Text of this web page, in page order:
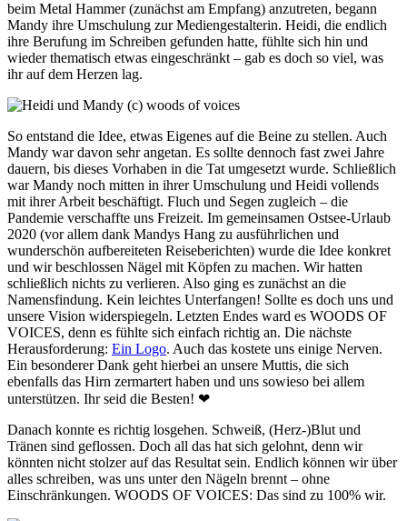
beim Metal Hammer (zunächst am Empfang) anzutreten, begann
Mandy ihre Umschulung zur Mediengestalterin. Heidi, die endlich
ihre Berufung im Schreiben gefunden hatte, fühlte sich hin und
wieder thematisch etwas eingeschränkt – gab es doch so viel, was
ihr auf dem Herzen lag.
So entstand die Idee, etwas Eigenes auf die Beine zu stellen. Auch
Mandy war davon sehr angetan. Es sollte dennoch fast zwei Jahre
dauern, bis dieses Vorhaben in die Tat umgesetzt wurde. Schließlich
war Mandy noch mitten in ihrer Umschulung und Heidi vollends
mit ihrer Arbeit beschäftigt. Fluch und Segen zugleich – die
Pandemie verschaffte uns Freizeit. Im gemeinsamen Ostsee-Urlaub
2020 (vor allem dank Mandys Hang zu ausführlichen und
wunderschön aufbereiteten Reiseberichten) wurde die Idee konkret
und wir beschlossen Nägel mit Köpfen zu machen. Wir hatten
schließlich nichts zu verlieren. Also ging es zunächst an die
Namensfindung. Kein leichtes Unterfangen! Sollte es doch uns und
unsere Vision widerspiegeln. Letzten Endes ward es WOODS OF
VOICES, denn es fühlte sich einfach richtig an. Die nächste
Herausforderung: Ein Logo. Auch das kostete uns einige Nerven.
Ein besonderer Dank geht hierbei an unsere Muttis, die sich
ebenfalls das Hirn zermartert haben und uns sowieso bei allem
unterstützen. Ihr seid die Besten! ❤
Danach konnte es richtig losgehen. Schweiß, (Herz-)Blut und
Tränen sind geflossen. Doch all das hat sich gelohnt, denn wir
könnten nicht stolzer auf das Resultat sein. Endlich können wir über
alles schreiben, was uns unter den Nägeln brennt – ohne
Einschränkungen. WOODS OF VOICES: Das sind zu 100% wir.